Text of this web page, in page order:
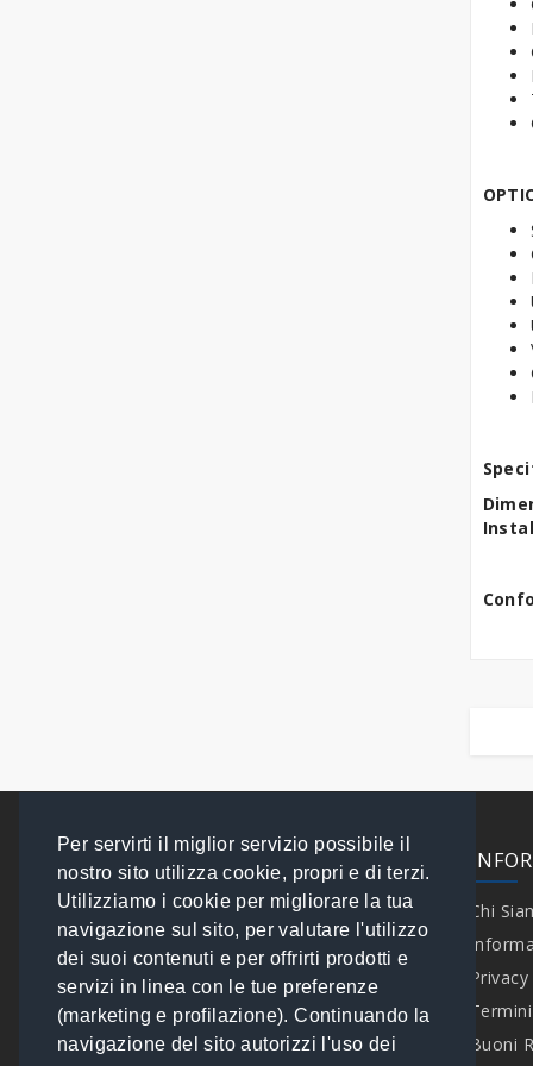
Per servirti il miglior servizio possibile il
nostro sito utilizza cookie, propri e di terzi.
Utilizziamo i cookie per migliorare la tua
navigazione sul sito, per valutare l'utilizzo
dei suoi contenuti e per offrirti prodotti e
servizi in linea con le tue preferenze
(marketing e profilazione). Continuando la
navigazione del sito autorizzi l'uso dei
EXTRA
Contattaci
Speciali
Brand
I tuoi Ordini
Mappa del Sito
Chi
Buoni